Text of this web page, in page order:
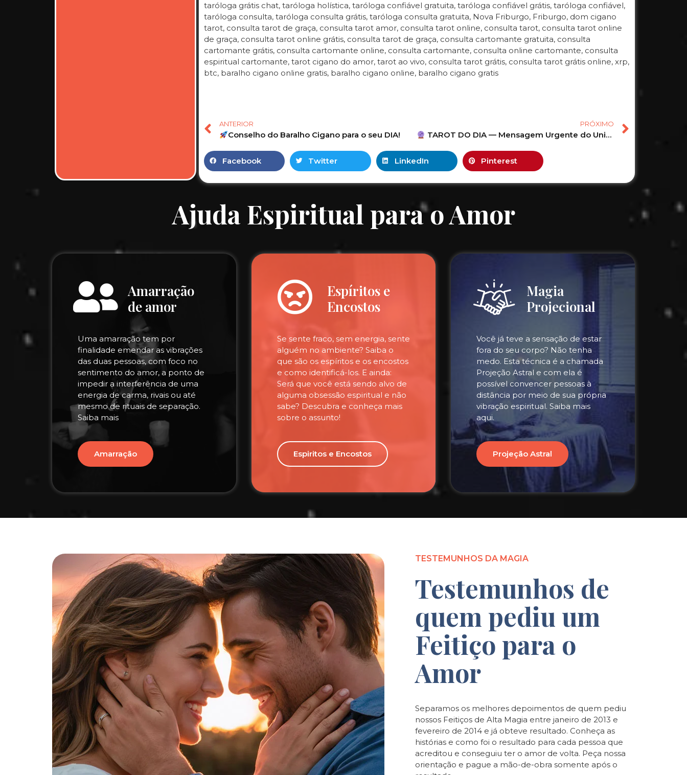
taróloga grátis chat, taróloga holística, taróloga confiável gratuita, taróloga confiável grátis, taróloga confiável,
taróloga consulta, taróloga consulta grátis, taróloga consulta gratuita, Nova Friburgo, Friburgo, dom cigano
tarot, consulta tarot de graça, consulta tarot amor, consulta tarot online, consulta tarot, consulta tarot online
de graça, consulta tarot online grátis, consulta tarot de graça, consulta cartomante gratuita, consulta
cartomante grátis, consulta cartomante online, consulta cartomante, consulta online cartomante, consulta
espiritual cartomante, tarot cigano do amor, tarot ao vivo, consulta tarot grátis, consulta tarot grátis online, xrp,
btc, baralho cigano online gratis, baralho cigano online, baralho cigano gratis
ANTERIOR
Conselho do Baralho Cigano para o seu DIA!
PRÓXIMO
TAROT DO DIA — Mensagem Urgente do Universo Para Você! #tarot #shorts #tarotdehoje 75
Facebook Twitter LinkedIn Pinterest
Ajuda Espiritual para o Amor
Amarração
de amor
Uma amarração tem por
finalidade emendar as vibrações
das duas pessoas, com foco no
sentimento do amor, a ponto de
impedir a interferência de uma
energia de carma, rivais ou até
mesmo de rituais de separação.
Saiba mais
Amarração
Espíritos e
Encostos
Se sente fraco, sem energia, sente
alguém no ambiente? Saiba o
que são os espíritos e os encostos
e como identificá-los. E ainda:
Será que você está sendo alvo de
alguma obsessão espiritual e não
sabe? Descubra e conheça mais
sobre o assunto!
Espiritos e Encostos
Magia
Projecional
Você já teve a sensação de estar
fora do seu corpo? Não tenha
medo. Esta técnica é a chamada
Projeção Astral e com ela é
possível convencer pessoas à
distância por meio de sua própria
vibração espiritual. Saiba mais
aqui.
Projeção Astral
TESTEMUNHOS DA MAGIA
Testemunhos de
quem pediu um
Feitiço para o
Amor
Separamos os melhores depoimentos de quem pediu
nossos Feitiços de Alta Magia entre janeiro de 2013 e
fevereiro de 2014 e já obteve resultado. Conheça as
histórias e como foi o resultado para cada pessoa que
acreditou e conseguiu ter o amor de volta. Peça nossa
orientação e pague a mão-de-obra somente após o